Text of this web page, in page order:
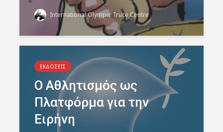
International Olympic Truce Centre
ΕΚΔΟΣΕΙΣ
Ο Αθλητισμός ως
Πλατφόρμα για την
Ειρήνη